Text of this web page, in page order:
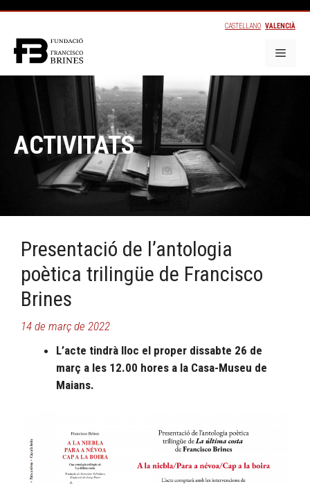
CASTELLANO VALENCIÀ
ACTIVITATS
Presentació de l’antologia
poètica trilingüe de Francisco
Brines
14 de març de 2022
L’acte tindrà lloc el proper dissabte 26 de
març a les 12.00 hores a la Casa-Museu de
Maians.